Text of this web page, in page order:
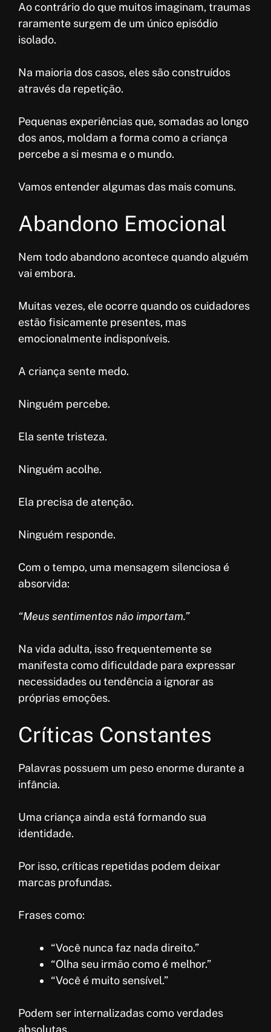
Ao contrário do que muitos imaginam, traumas
raramente surgem de um único episódio
isolado.
Na maioria dos casos, eles são construídos
através da repetição.
Pequenas experiências que, somadas ao longo
dos anos, moldam a forma como a criança
percebe a si mesma e o mundo.
Vamos entender algumas das mais comuns.
Abandono Emocional
Nem todo abandono acontece quando alguém
vai embora.
Muitas vezes, ele ocorre quando os cuidadores
estão fisicamente presentes, mas
emocionalmente indisponíveis.
A criança sente medo.
Ninguém percebe.
Ela sente tristeza.
Ninguém acolhe.
Ela precisa de atenção.
Ninguém responde.
Com o tempo, uma mensagem silenciosa é
absorvida:
“Meus sentimentos não importam.”
Na vida adulta, isso frequentemente se
manifesta como dificuldade para expressar
necessidades ou tendência a ignorar as
próprias emoções.
Críticas Constantes
Palavras possuem um peso enorme durante a
infância.
Uma criança ainda está formando sua
identidade.
Por isso, críticas repetidas podem deixar
marcas profundas.
Frases como:
“Você nunca faz nada direito.”
“Olha seu irmão como é melhor.”
“Você é muito sensível.”
Podem ser internalizadas como verdades
absolutas.